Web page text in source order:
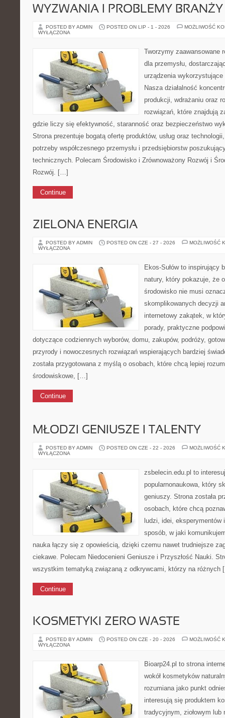
WYZWANIA I PROBLEMY BRANŻY
POSTED BY ADMIN POSTED ON LIP - 1 - 2026
MOŻLIWOŚĆ
WYŁĄCZONA
Tworzymy zaawansowane
dla przemysłu,
urządzenia
Nasza działalność
produkcji, wdrażaniu oraz
rozwiązań, które znajdują
gdzie liczy się efektywność, staranność oraz bezpieczeństwo
Strona prezentuje bogatą ofertę produktów, usług oraz
potrzeby współczesnego przemysłu i przedsiębiorstw
technicznych. Polecam Środowisko i Zrównoważony Rozwój i
Rozwój. […]
Continue
ZIELONA ENERGIA
POSTED BY ADMIN POSTED ON CZE - 27 - 2026
MOŻLIWOŚĆ
WYŁĄCZONA
Ekos-Sułów to inspirujący
natury, który pokazuje, że
środowisko nie musi
skomplikowanych decyzji
internetowy zakątek, w
porady, praktyczne
dotyczące codziennych wyborów, domu, zakupów, podróży,
przyrody i nowoczesnych rozwiązań wspierających bardziej
została przygotowana z myślą o osobach, które chcą lepiej
środowiskowe, […]
Continue
MŁODZI GENIUSZE I TALENTY
POSTED BY ADMIN POSTED ON CZE - 22 - 2026
MOŻLIWOŚĆ
WYŁĄCZONA
zsbelecin.edu.pl to
popularnonaukowa, który
geniuszy. Strona została
osobach, które chcą
ludzi, idei, eksperymentów
sposób, w jaki
nauka łączy się z opowieścią, dzięki czemu nawet trudniejsze
ciekawe. Polecam Niedocenieni Geniusze i Przyszłość Nauki.
wszystkim tematyką związaną z odkrywcami, którzy na różnych
Continue
KOSMETYKI ZERO WASTE
POSTED BY ADMIN POSTED ON CZE - 20 - 2026
MOŻLIWOŚĆ
WYŁĄCZONA
Bioarp24.pl to strona
wokół kosmetyków
rozumiana jako punkt
interesują się produktem
tradycyjnym, ziołowym lub